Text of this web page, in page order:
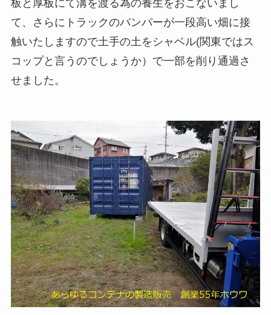
板と厚板にて溝を渡る為の養生をおこないまし
て、さらにトラックのバンパーが一段高い畑に接
触いたしますので土手の土をシャベル(関東ではス
コップと言うのでしょうか）で一部を削り通過さ
せました。